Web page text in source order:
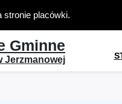
stronie placówki.
Gminne
Jerzmanowej